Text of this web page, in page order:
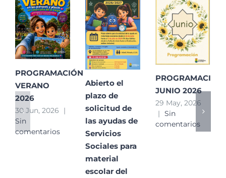
PROGRAMACIÓN
VERANO
2026
30 Jun, 2026
|
Sin
comentarios
Abierto el
plazo de
solicitud de
las ayudas de
Servicios
Sociales para
material
escolar del
PROGRAMACIÓN
JUNIO 2026
29 May, 2026
| Sin
comentarios